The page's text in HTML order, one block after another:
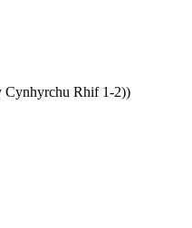
Cynhyrchu Rhif 1-2))